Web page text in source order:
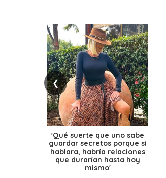
❮
'Qué suerte que uno sabe
guardar secretos porque si
hablara, habría relaciones
que durarían hasta hoy
mismo'